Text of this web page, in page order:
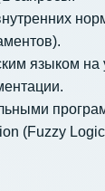
языком на
(Fuzzy